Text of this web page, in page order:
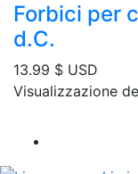
Forbici per
d.C.
13.99 $ USD
Visualizzazione